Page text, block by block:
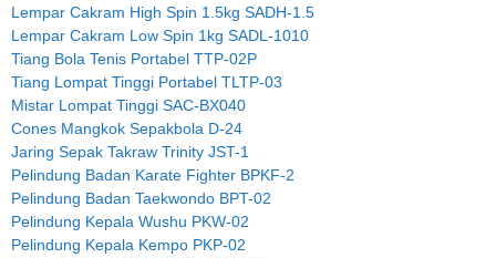
Lempar Cakram High Spin 1.5kg SADH-1.5
Lempar Cakram Low Spin 1kg SADL-1010
Tiang Bola Tenis Portabel TTP-02P
Tiang Lompat Tinggi Portabel TLTP-03
Mistar Lompat Tinggi SAC-BX040
Cones Mangkok Sepakbola D-24
Jaring Sepak Takraw Trinity JST-1
Pelindung Badan Karate Fighter BPKF-2
Pelindung Badan Taekwondo BPT-02
Pelindung Kepala Wushu PKW-02
Pelindung Kepala Kempo PKP-02